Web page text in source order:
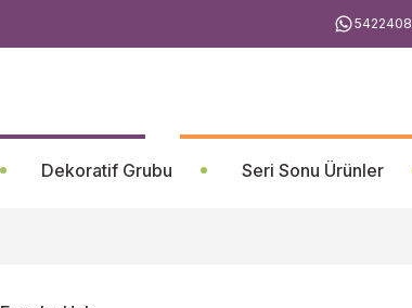
Dekoratif Grubu Seri Sonu Ürünler